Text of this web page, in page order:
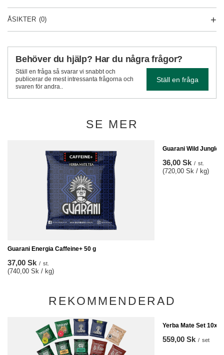
ÅSIKTER (0)
Behöver du hjälp? Har du några frågor?
Ställ en fråga så svarar vi snabbt och
publicerar de mest intressanta frågorna och
svaren för andra..
Ställ en fråga
SE MER
Guarani Energia Caffeine+ 50 g
37,00 Sk / st.
(740,00 Sk / kg)
Guarani Wild Jungle
36,00 Sk / st.
(720,00 Sk / kg)
REKOMMENDERAD
Yerba Mate Set
559,00 Sk / set